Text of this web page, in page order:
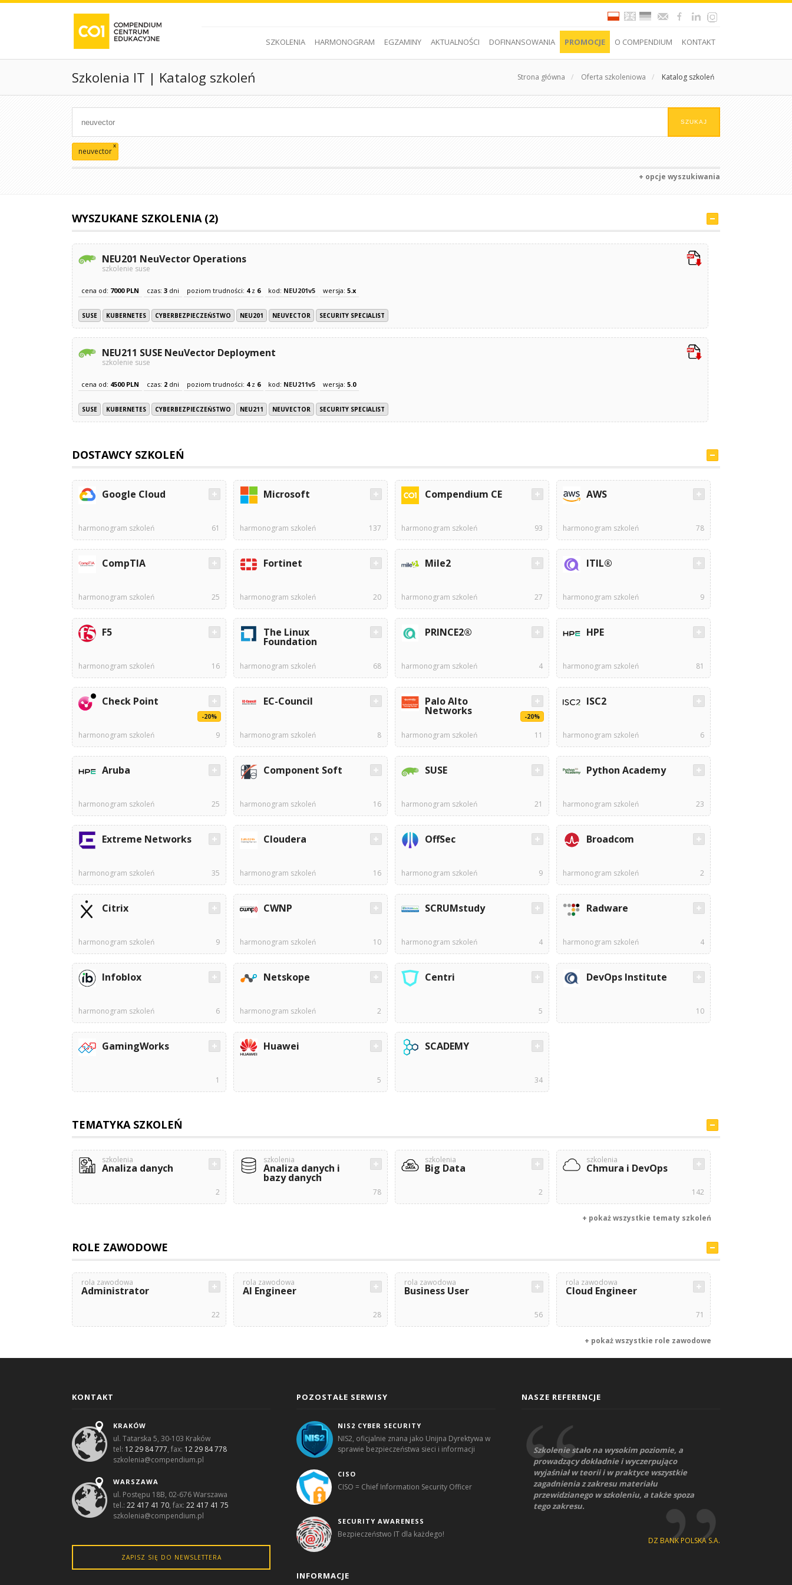
SZKOLENIA HARMONOGRAM EGZAMINY AKTUALNOŚCI DOFINANSOWANIA PROMOCJE O COMPENDIUM KONTAKT
Szkolenia IT | Katalog szkoleń Strona główna / Oferta szkoleniowa / Katalog szkoleń
neuvector
x
+ opcje wyszukiwania
WYSZUKANE SZKOLENIA (2)
NEU201 NeuVector Operations
szkolenie suse
cena od: 7000 PLN czas: 3 dni poziom trudności: 4z 6 kod: NEU201v5 wersja: 5.x
SUSE KUBERNETES CYBERBEZPIECZEŃSTWO NEU201 NEUVECTOR SECURITY SPECIALIST
NEU211 SUSE NeuVector Deployment
szkolenie suse
cena od: 4500 PLN czas: 2 dni poziom trudności: 4z 6 kod: NEU211v5 wersja: 5.0
SUSE KUBERNETES CYBERBEZPIECZEŃSTWO NEU211 NEUVECTOR SECURITY SPECIALIST
DOSTAWCY SZKOLEŃ
Google Cloud
harmonogram szkoleń 61
Microsoft
harmonogram szkoleń 137
Compendium CE
harmonogram szkoleń 93
AWS
harmonogram szkoleń 78
CompTIA
harmonogram szkoleń 25
Fortinet
harmonogram szkoleń 20
Mile2
harmonogram szkoleń 27
ITIL®
harmonogram szkoleń 9
F5
harmonogram szkoleń 16
The Linux
Foundation
harmonogram szkoleń 68
PRINCE2®
harmonogram szkoleń 4
HPE
harmonogram szkoleń 81
Check Point
-20%
harmonogram szkoleń 9
EC-Council
harmonogram szkoleń 8
Palo Alto
Networks -20%
harmonogram szkoleń 11
ISC2
harmonogram szkoleń 6
Aruba
harmonogram szkoleń 25
Component Soft
harmonogram szkoleń 16
SUSE
harmonogram szkoleń 21
Python Academy
harmonogram szkoleń 23
Extreme Networks
harmonogram szkoleń 35
Cloudera
harmonogram szkoleń 16
OffSec
harmonogram szkoleń 9
Broadcom
harmonogram szkoleń 2
Citrix
harmonogram szkoleń 9
CWNP
harmonogram szkoleń 10
SCRUMstudy
harmonogram szkoleń 4
Radware
harmonogram szkoleń 4
Infoblox
harmonogram szkoleń 6
Netskope
harmonogram szkoleń 2
Centri
5
DevOps Institute
10
GamingWorks
1
Huawei
5
SCADEMY
34
TEMATYKA SZKOLEŃ
szkolenia
Analiza danych
2
szkolenia
Analiza danych i
bazy danych
78
szkolenia
Big Data
2
szkolenia
Chmura i DevOps
142
+ pokaż wszystkie tematy szkoleń
ROLE ZAWODOWE
rola zawodowa
Administrator
22
rola zawodowa
AI Engineer
28
rola zawodowa
Business User
56
rola zawodowa
Cloud Engineer
71
+ pokaż wszystkie role zawodowe
KONTAKT
KRAKÓW
ul. Tatarska 5, 30-103 Kraków
tel: 12 29 84 777, fax: 12 29 84 778
szkolenia@compendium.pl
WARSZAWA
ul. Postępu 18B, 02-676 Warszawa
tel.: 22 417 41 70, fax: 22 417 41 75
szkolenia@compendium.pl
ZAPISZ SIĘ DO NEWSLETTERA
POZOSTAŁE SERWISY
NIS2 CYBER SECURITY
NIS2, oficjalnie znana jako Unijna Dyrektywa w
sprawie bezpieczeństwa sieci i informacji
CISO
CISO = Chief Information Security Officer
SECURITY AWARENESS
Bezpieczeństwo IT dla każdego!
INFORMACJE
NASZE REFERENCJE
Szkolenie stało na wysokim poziomie, a
prowadzący dokładnie i wyczerpująco
wyjaśniał w teorii i w praktyce wszystkie
zagadnienia z zakresu materiału
przewidzianego w szkoleniu, a także spoza
tego zakresu.
DZ BANK POLSKA S.A.